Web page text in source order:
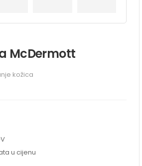
McDermott
kožica
u cijenu